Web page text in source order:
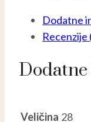
Dodatne
Recenzije
Veličina 28